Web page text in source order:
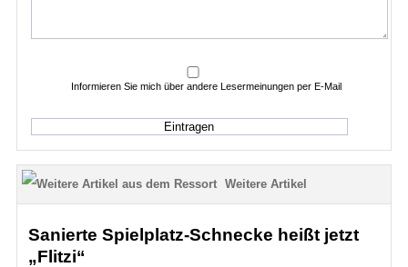
Informieren Sie mich über andere Lesermeinungen per E-Mail
Weitere Artikel
Sanierte Spielplatz-Schnecke heißt jetzt
„Flitzi“